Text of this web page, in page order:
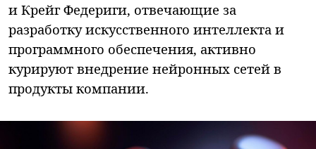
и Крейг Федериги, отвечающие за
разработку искусственного интеллекта и
программного обеспечения, активно
курируют внедрение нейронных сетей в
продукты компании.